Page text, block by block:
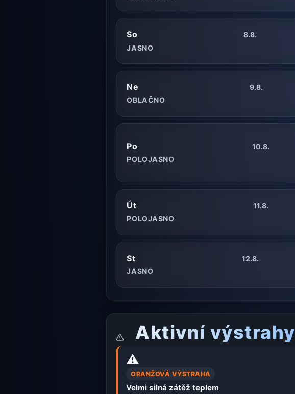
So
8.8.
JASNO
Ne
9.8.
OBLAČNO
Po
10.8.
POLOJASNO
Út
11.8.
POLOJASNO
St
12.8.
JASNO
Aktivní výstrahy
⚠️
ORANŽOVÁ VÝSTRAHA
Velmi silná zátěž teplem